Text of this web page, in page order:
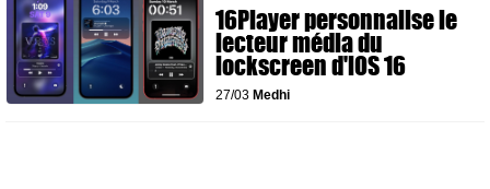
16Player personnalise le
lecteur média du
lockscreen d'iOS 16
27/03 Medhi